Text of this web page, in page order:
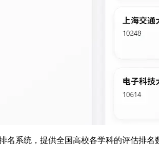
名系统，提供全国高校各学科的评估排名